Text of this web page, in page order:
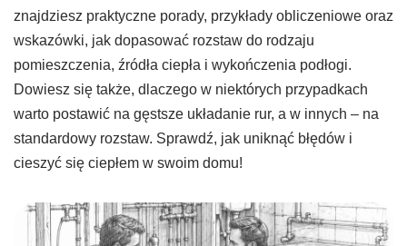
znajdziesz praktyczne porady, przykłady obliczeniowe oraz
wskazówki, jak dopasować rozstaw do rodzaju
pomieszczenia, źródła ciepła i wykończenia podłogi.
Dowiesz się także, dlaczego w niektórych przypadkach
warto postawić na gęstsze układanie rur, a w innych – na
standardowy rozstaw. Sprawdź, jak uniknąć błędów i
cieszyć się ciepłem w swoim domu!